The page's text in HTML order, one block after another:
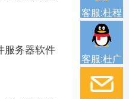
服务器软件
客服:杜程
客服:杜广